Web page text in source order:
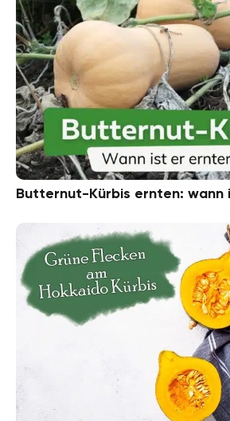
Butternut-Kürbis ernten: wann